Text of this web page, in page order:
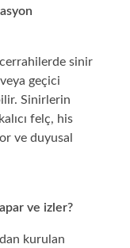
sinir
geçici
Sinirlerin
felç, his
ve duyusal
ve izler?
kurulan